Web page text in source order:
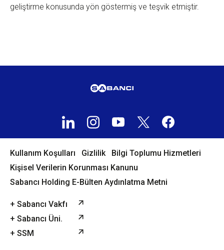
geliştirme konusunda yön göstermiş ve teşvik etmiştir.
Kullanım Koşulları Gizlilik
Bilgi Toplumu Hizmetleri
Kişisel Verilerin Korunması Kanunu
Sabancı Holding E-Bülten Aydınlatma Metni
+ Sabancı Vakfı
+ Sabancı Üni.
+ SSM